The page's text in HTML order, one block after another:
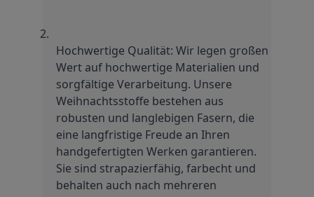
Hochwertige Qualität: Wir legen großen
Wert auf hochwertige Materialien und
sorgfältige Verarbeitung. Unsere
Weihnachtsstoffe bestehen aus
robusten und langlebigen Fasern, die
eine langfristige Freude an Ihren
handgefertigten Werken garantieren.
Sie sind strapazierfähig, farbecht und
behalten auch nach mehreren